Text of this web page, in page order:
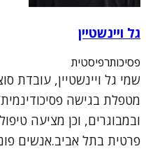
גל ויינשטיין
פסיכותרפיסטית
מטפלת בגישה
ובמבוגרים, וכן מציעה
פרטית בתל אביב.אנשים